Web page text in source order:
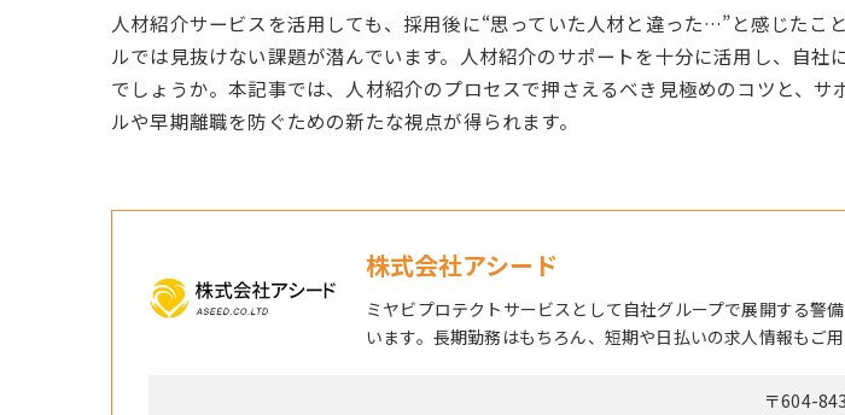
人材紹介サービスを活用しても、採用後に“思っていた人材と違った…”と感じた
ルでは見抜けない課題が潜んでいます。人材紹介のサポートを十分に活用し、自
でしょうか。本記事では、人材紹介のプロセスで押さえるべき見極めのコツと、
ルや早期離職を防ぐための新たな視点が得られます。
株式会社アシード
ミヤビプロテクトサービスとして自社グループで展開する警
います。長期勤務はもちろん、短期や日払いの求人情報もご用
〒604-